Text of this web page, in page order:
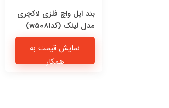
بند اپل واچ فلزی لاکچری
مدل لینک (کدw5081)
نمایش قیمت به
همکار